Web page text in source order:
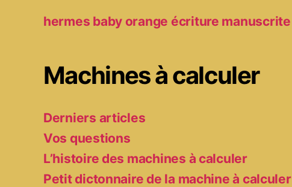
hermes baby orange écriture manuscrite
Machines à calculer
Derniers articles
Vos questions
L’histoire des machines à calculer
Petit dictonnaire de la machine à calculer